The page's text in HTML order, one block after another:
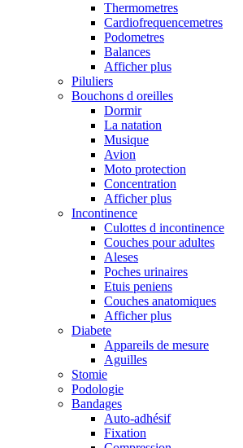
Thermometres
Cardiofrequencemetres
Podometres
Balances
Afficher plus
Piluliers
Bouchons d oreilles
Dormir
La natation
Musique
Avion
Moto protection
Concentration
Afficher plus
Incontinence
Culottes d incontinence
Couches pour adultes
Aleses
Poches urinaires
Etuis peniens
Couches anatomiques
Afficher plus
Diabete
Appareils de mesure
Aguilles
Stomie
Podologie
Bandages
Auto-adhésif
Fixation